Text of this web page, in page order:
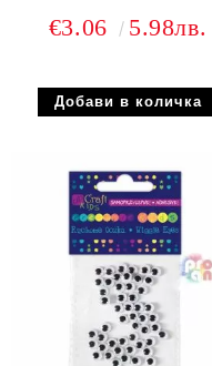
€3.06 5.98лв.